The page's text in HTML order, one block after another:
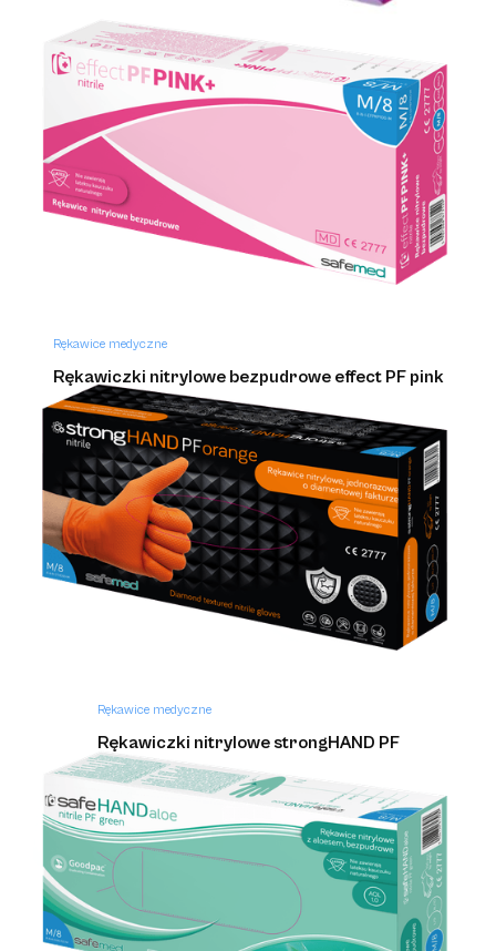
Rękawice medyczne
Rękawice hybrydowe bezpudrowe safehand
Rękawice medyczne
Rękawiczki nitrylowe bezpudrowe effect PF pink
Rękawice medyczne
Rękawiczki nitrylowe strongHAND PF